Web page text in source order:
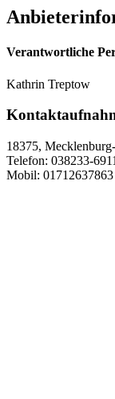
Verantwortliche
Kathrin Treptow
18375,
Telefon: 038233-
Mobil: 01712637863